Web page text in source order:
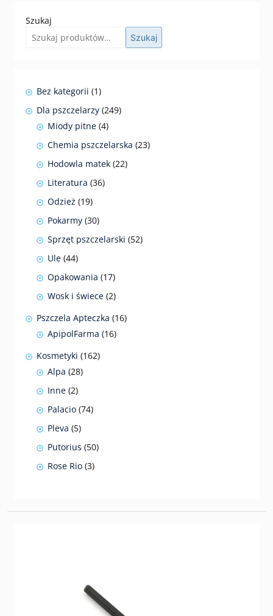
Szukaj
Szukaj
Bez kategorii 11
Dla pszczelarzy 249249
Miody pitne 44
Chemia pszczelarska 2323
Hodowla matek 2222
Literatura 3636
Odzież 1919
Pokarmy 3030
Sprzęt pszczelarski 5252
Ule 4444
Opakowania 1717
Wosk i świece 22
Pszczela Apteczka 1616
ApipolFarma 1616
Kosmetyki 162162
Alpa 2828
Inne 22
Palacio 7474
Pleva 55
Putorius 5050
Rose Rio 33